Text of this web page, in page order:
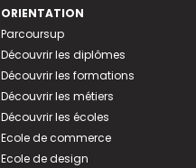
ORIENTATION
Parcoursup
Découvrir les diplômes
Découvrir les formations
Découvrir les métiers
Découvrir les écoles
Ecole de commerce
Ecole de design